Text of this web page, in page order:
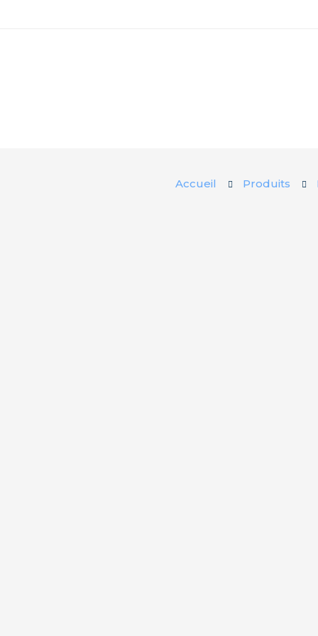
Accueil Produits